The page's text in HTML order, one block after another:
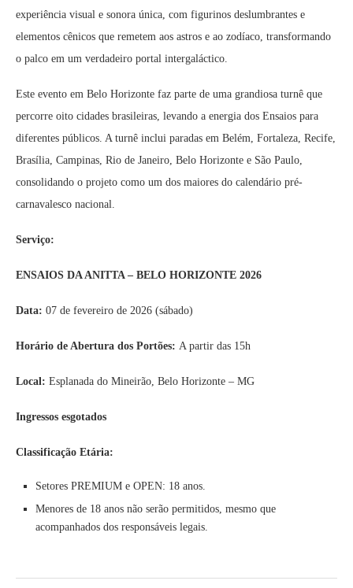
experiência visual e sonora única, com figurinos deslumbrantes e
elementos cênicos que remetem aos astros e ao zodíaco, transformando
o palco em um verdadeiro portal intergaláctico.
Este evento em Belo Horizonte faz parte de uma grandiosa turnê que
percorre oito cidades brasileiras, levando a energia dos Ensaios para
diferentes públicos. A turnê inclui paradas em Belém, Fortaleza, Recife,
Brasília, Campinas, Rio de Janeiro, Belo Horizonte e São Paulo,
consolidando o projeto como um dos maiores do calendário pré-
carnavalesco nacional.
Serviço:
ENSAIOS DA ANITTA – BELO HORIZONTE 2026
Data: 07 de fevereiro de 2026 (sábado)
Horário de Abertura dos Portões: A partir das 15h
Local: Esplanada do Mineirão, Belo Horizonte – MG
Ingressos esgotados
Classificação Etária:
Setores PREMIUM e OPEN: 18 anos.
Menores de 18 anos não serão permitidos, mesmo que
acompanhados dos responsáveis legais.